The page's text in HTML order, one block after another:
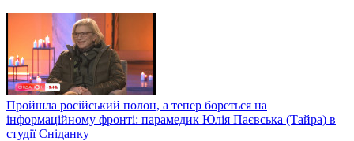
Пройшла російський полон, а тепер бореться на
інформаційному фронті: парамедик Юлія Паєвська (Тайра) в
студії Сніданку